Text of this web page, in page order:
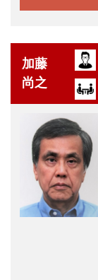
加藤
尚之